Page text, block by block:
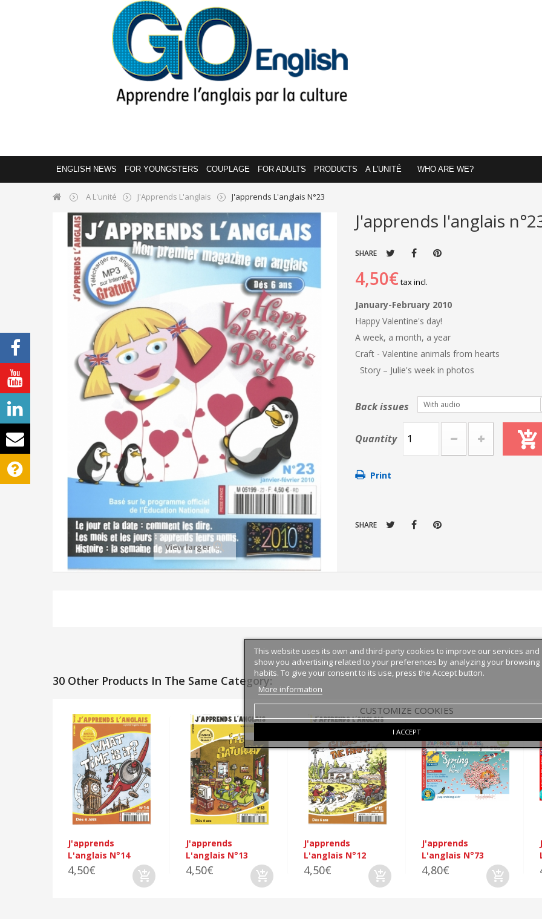
ENGLISH NEWS FOR YOUNGSTERS COUPLAGE FOR ADULTS PRODUCTS A L'UNITÉ WHO ARE WE?
A L'unité J'Apprends L'anglais J'apprends L'anglais N°23
View larger
J'apprends l'anglais
SHARE
4,50€tax incl.
January-February 2010
Happy Valentine's day!
A week, a month, a year
Craft - Valentine animals from hearts
Story – Julie's week in photos
Back issues With audio
Quantity
Print
SHARE
30 Other Products In The Same Category:
J'apprends
L'anglais N°14
4,50€
J'apprends
L'anglais N°13
4,50€
J'apprends
L'anglais N°12
4,50€
J'apprends
L'anglais N°73
4,80€
This website uses its own and third-party cookies to improve our services and
show you advertising related to your preferences by analyzing your browsing
habits. To give your consent to its use, press the Accept button.
More information
CUSTOMIZE COOKIES
I ACCEPT